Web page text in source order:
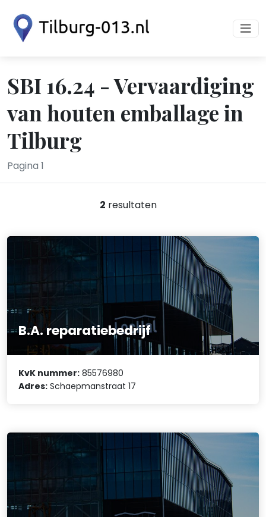
SBI 16.24 - Vervaardiging
van houten emballage in
Tilburg
Pagina 1
2 resultaten
B.A. reparatiebedrijf
KvK nummer: 85576980
Adres: Schaepmanstraat 17